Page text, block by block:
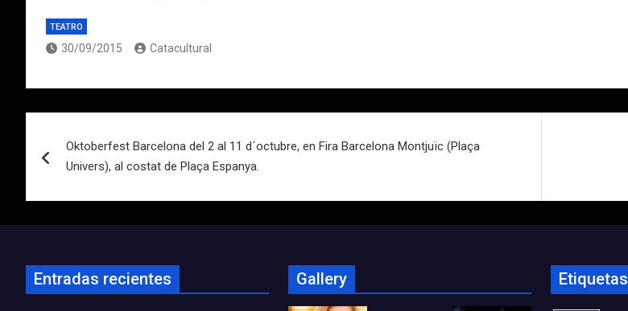
TEATRO
30/09/2015 Catacultural
de
entradas
Oktoberfest Barcelona del 2 al 11 d´octubre, en Fira Barcelona Montjuïc (Plaça
Univers), al costat de Plaça Espanya.
Entradas recientes Gallery Etiquetas